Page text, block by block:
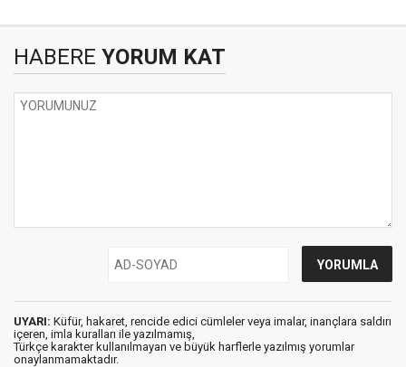
HABERE YORUM KAT
UYARI: Küfür, hakaret, rencide edici cümleler veya imalar, inançlara saldırı
içeren, imla kuralları ile yazılmamış,
Türkçe karakter kullanılmayan ve büyük harflerle yazılmış yorumlar
onaylanmamaktadır.